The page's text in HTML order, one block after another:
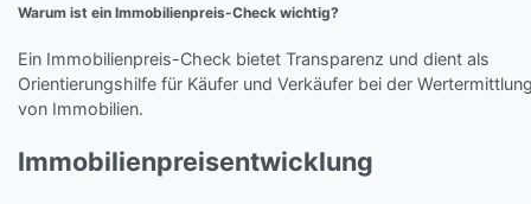
Warum ist ein Immobilienpreis-Check wichtig?
Ein Immobilienpreis-Check bietet Transparenz und dient als
Orientierungshilfe für Käufer und Verkäufer bei der
von Immobilien.
Immobilienpreisentwicklung